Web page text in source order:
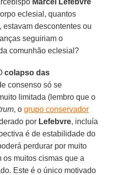
eclesial, quantos
descontentes ou
seguiriam o
comunhão eclesial?
colapso das
consenso só se
limitada (lembro que o
, ogrupo conservador
por Lefebvre, incluía
é de estabilidade do
perdurar por muito
os muitos cismas que a
Este é o único motivado